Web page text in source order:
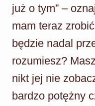
już o tym” –
mam teraz
będzie nadal
rozumiesz?
nikt jej nie
bardzo potężny